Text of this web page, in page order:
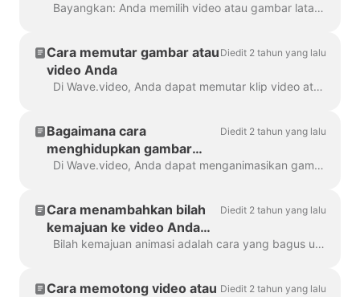
Bayangkan: Anda memilih video atau gambar latar belakang yang sempurna di Wave.video, menambahkan teks dan logo Anda ke dalamnya... lalu menyadari bahwa Anda ingin mengubah media...
Cara memutar gambar atau
video Anda
Diedit 2 tahun yang lalu
Di Wave.video, Anda dapat memutar klip video atau gambar Anda. Untuk memutar klip video/gambar, silakan menuju ke langkah "Edit" dan pilih ...
Bagaimana cara
menghidupkan gambar
saya
Diedit 2 tahun yang lalu
Di Wave.video, Anda dapat menganimasikan gambar yang Anda gunakan sebagai latar belakang. Ini akan memberikan tampilan yang lebih segar dan menarik pada video Anda. Untuk menganimasikan latar belakang...
Cara menambahkan bilah
kemajuan ke video Anda
dengan Wave.video
Diedit 2 tahun yang lalu
Bilah kemajuan animasi adalah cara yang bagus untuk menarik perhatian pemirsa dan meningkatkan waktu menonton video Anda. Pelajari cara menambahkan bilah kemajuan dinamis untuk Anda...
Cara memotong video atau Diedit 2 tahun yang lalu